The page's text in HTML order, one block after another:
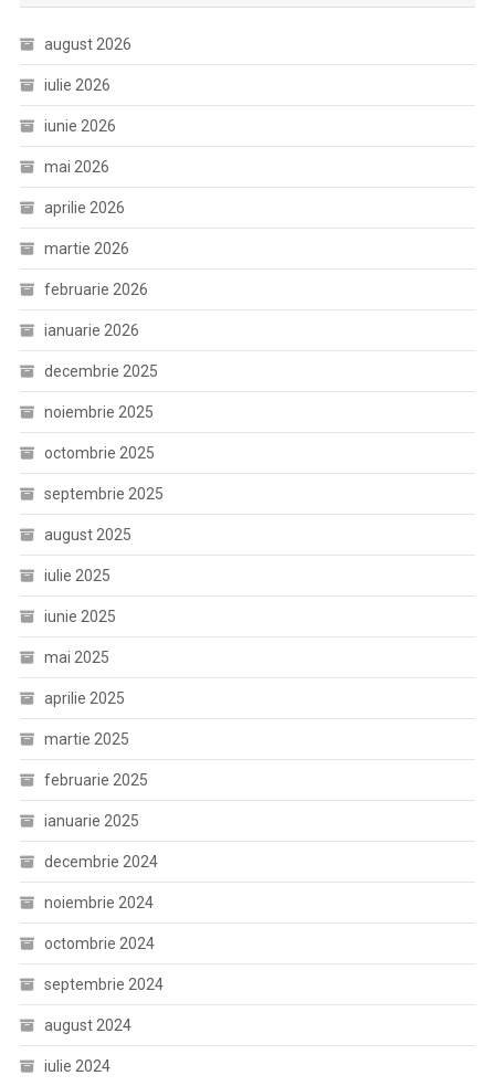
august 2026
iulie 2026
iunie 2026
mai 2026
aprilie 2026
martie 2026
februarie 2026
ianuarie 2026
decembrie 2025
noiembrie 2025
octombrie 2025
septembrie 2025
august 2025
iulie 2025
iunie 2025
mai 2025
aprilie 2025
martie 2025
februarie 2025
ianuarie 2025
decembrie 2024
noiembrie 2024
octombrie 2024
septembrie 2024
august 2024
iulie 2024